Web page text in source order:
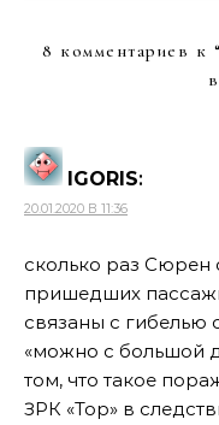
8 комментариев к “
IGORIS:
20.01.2020 В 11:36
сколько раз
пришедших
связаны с гибелью
«можно с большой
том, что такое
ЗРК «Тор» в